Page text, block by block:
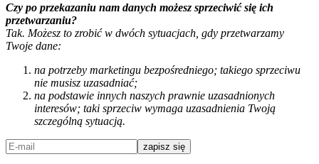
Czy po przekazaniu nam danych możesz sprzeciwić się ich
przetwarzaniu?
Tak. Możesz to zrobić w dwóch sytuacjach, gdy przetwarzamy
Twoje dane:
na potrzeby marketingu bezpośredniego; takiego sprzeciwu
nie musisz uzasadniać;
na podstawie innych naszych prawnie uzasadnionych
interesów; taki sprzeciw wymaga uzasadnienia Twoją
szczególną sytuacją.